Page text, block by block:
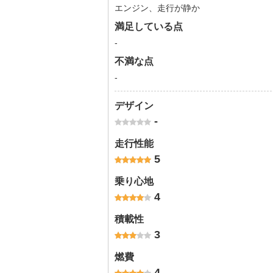
エンジン、走行が静か
満足している点
-
不満な点
-
デザイン
-
走行性能
5
乗り心地
4
積載性
3
燃費